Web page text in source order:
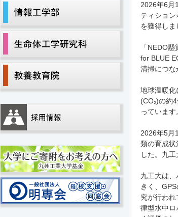
2026年6月
ティショ
を獲得しま
「NEDO
for BLUE
清掃につな
地球温暖化
(CO₂)の約
っています
2026年5月
類の育成状
した。九
九工大は
きく、
究が行わ
律型水中ロ